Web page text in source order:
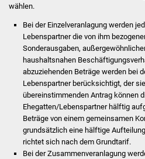
wählen.
Bei der Einzelveranlagung werden
Lebenspartner die von ihm
Sonderausgaben,
haushaltsnahen
abzuziehenden Beträge werden bei
Lebenspartner berücksichtigt, der
übereinstimmenden Antrag können
Ehegatten/Lebenspartner hälftig
Beträge von einem gemeinsamen
grundsätzlich eine hälftige
richtet sich nach dem Grundtarif.
Bei der Zusammenveranlagung